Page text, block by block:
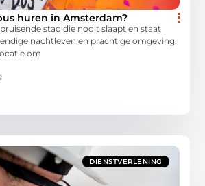
huren in Amsterdam?
stad die nooit slaapt en staat
nachtleven en prachtige omgeving.
om
DIENSTVERLENING